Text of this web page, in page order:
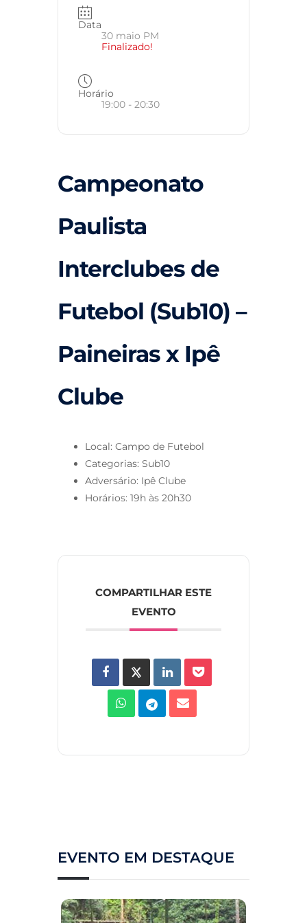
Data
30 maio PM
Finalizado!
Horário
19:00 - 20:30
Campeonato
Paulista
Interclubes de
Futebol (Sub10) –
Paineiras x Ipê
Clube
Local: Campo de Futebol
Categorias: Sub10
Adversário: Ipê Clube
Horários: 19h às 20h30
COMPARTILHAR ESTE
EVENTO
EVENTO EM DESTAQUE